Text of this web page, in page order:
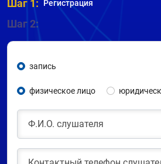
Шаг 1: Регистрация
Шаг 2:
запись
физическое лицо